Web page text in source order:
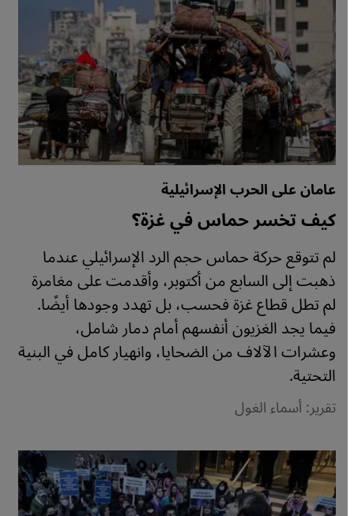
عامان على الحرب الإسرائيلية
كيف تخسر حماس في غزة؟
لم تتوقع حركة حماس حجم الرد الإسرائيلي عندما
ذهبت إلى السابع من أكتوبر، وأقدمت على مغامرة
لم تطل قطاع غزة فحسب، بل تهدد وجودها أيضًا.
فيما يجد الغزيون أنفسهم أمام دمار شامل،
وعشرات الآلاف من الضحايا، وانهيار كامل في البنية
التحتية.
تقرير: أسماء الغول